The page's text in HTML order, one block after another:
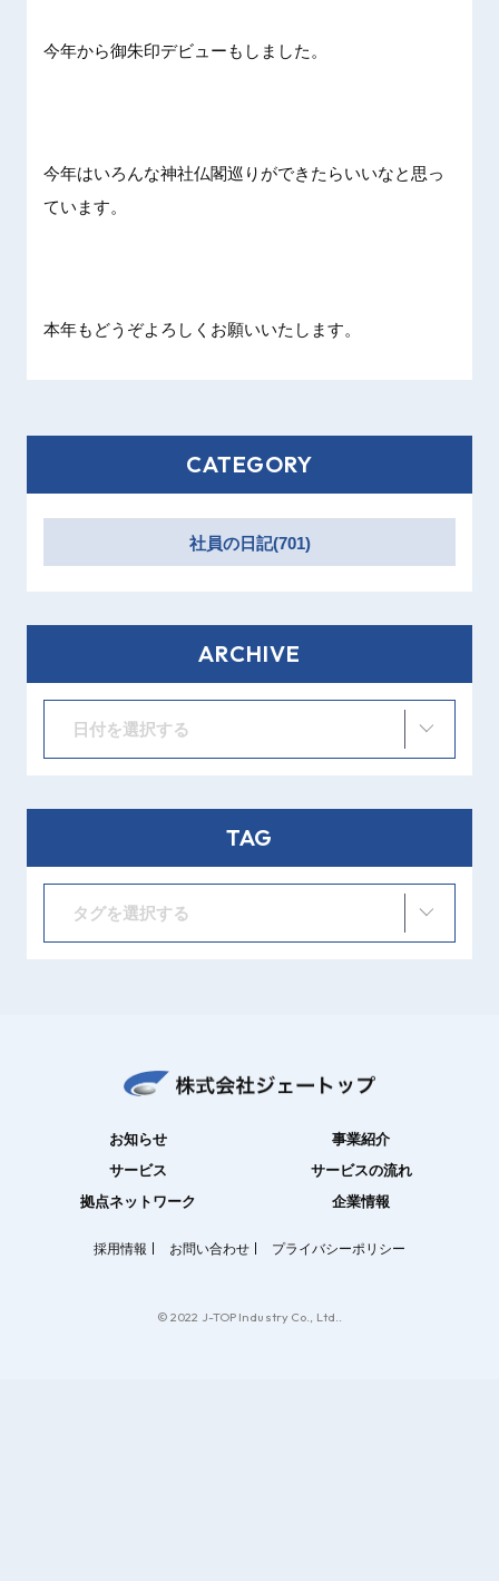
今年から御朱印デビューもしました。
今年はいろんな神社仏閣巡りができたらいいなと思っ
ています。
本年もどうぞよろしくお願いいたします。
CATEGORY
社員の日記(701)
ARCHIVE
日付を選択する
TAG
タグを選択する
お知らせ
事業紹介
サービス
サービスの流れ
拠点ネットワーク
企業情報
採用情報 お問い合わせ プライバシーポリシー
© 2022 J-TOP Industry Co., Ltd..